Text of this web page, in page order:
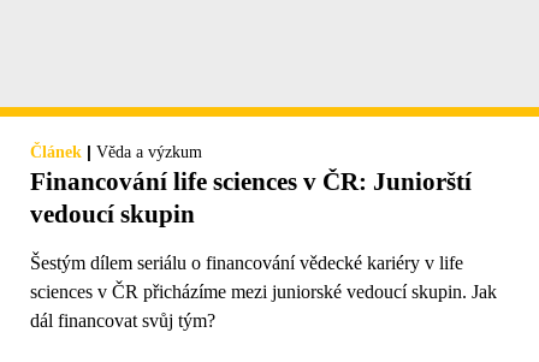
Článek | Věda a výzkum
Financování life sciences v ČR: Juniorští
vedoucí skupin
Šestým dílem seriálu o financování vědecké kariéry v life
sciences v ČR přicházíme mezi juniorské vedoucí skupin. Jak
dál financovat svůj tým?